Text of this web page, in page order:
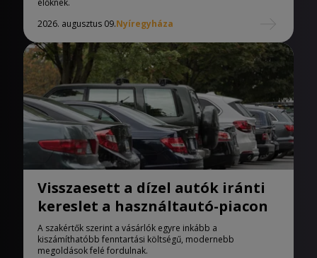
élőknek.
2026. augusztus 09.Nyíregyháza
Visszaesett a dízel autók iránti
kereslet a használtautó-piacon
A szakértők szerint a vásárlók egyre inkább a
kiszámíthatóbb fenntartási költségű, modernebb
megoldások felé fordulnak.